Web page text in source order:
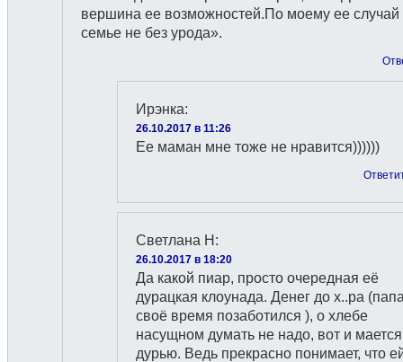
вершина ее возможностей.По моему ее
семье не без урода».
Ирэнка:
26.10.2017 в 11:26
Ее маман мне тоже не нравится))))))
Светлана Н :
26.10.2017 в 18:20
Да какой пиар, просто очередная её
дурацкая клоунада. Денег до х..ра
своё время позаботился ), о хлебе
насущном думать не надо, вот и мается
дурью. Ведь прекрасно понимает, что